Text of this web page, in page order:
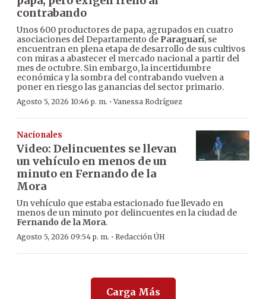
contrabando
Unos 600 productores de papa, agrupados en cuatro
asociaciones del Departamento de Paraguarí, se
encuentran en plena etapa de desarrollo de sus cultivos
con miras a abastecer el mercado nacional a partir del
mes de octubre. Sin embargo, la incertidumbre
económica y la sombra del contrabando vuelven a
poner en riesgo las ganancias del sector primario.
Agosto 5, 2026 10:46 p. m. ·Vanessa Rodríguez
Nacionales
Video: Delincuentes se llevan
un vehículo en menos de un
minuto en Fernando de la
Mora
Un vehículo que estaba estacionado fue llevado en
menos de un minuto por delincuentes en la ciudad de
Fernando de la Mora.
Agosto 5, 2026 09:54 p. m. · Redacción ÚH
Carga Más